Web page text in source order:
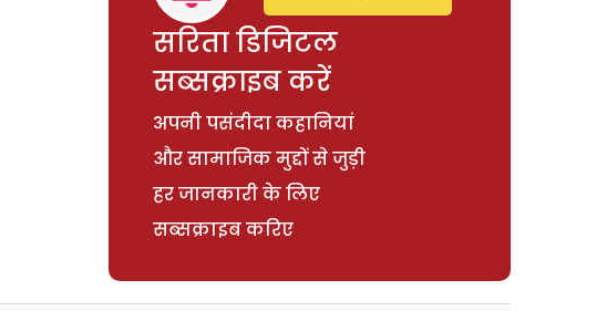
सरिता डिजिटल
सब्सक्राइब करें
अपनी पसंदीदा कहानियां
और सामाजिक मुद्दों से जुड़ी
हर जानकारी के लिए
सब्सक्राइब करिए